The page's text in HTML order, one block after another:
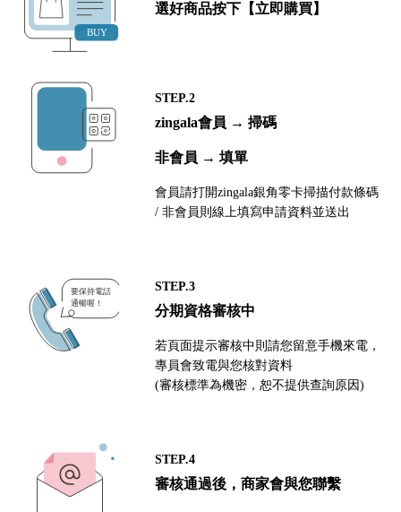
選好商品按下【立即購買】
STEP.2
zingala會員 → 掃碼
非會員 → 填單
會員請打開zingala銀角零卡掃描付款條碼
/ 非會員則線上填寫申請資料並送出
STEP.3
分期資格審核中
若頁面提示審核中則請您留意手機來電，
專員會致電與您核對資料
(審核標準為機密，恕不提供查詢原因)
STEP.4
審核通過後，商家會與您聯繫